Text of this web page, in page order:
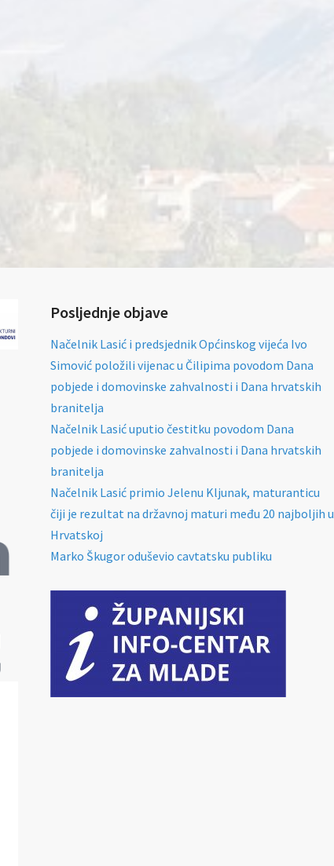
Posljednje objave
Načelnik Lasić i predsjednik Općinskog vijeća Ivo
Simović položili vijenac u Čilipima povodom Dana
pobjede i domovinske zahvalnosti i Dana hrvatskih
branitelja
Načelnik Lasić uputio čestitku povodom Dana
pobjede i domovinske zahvalnosti i Dana hrvatskih
branitelja
Načelnik Lasić primio Jelenu Kljunak, maturanticu
čiji je rezultat na državnoj maturi među 20 najboljih u
Hrvatskoj
Marko Škugor oduševio cavtatsku publiku